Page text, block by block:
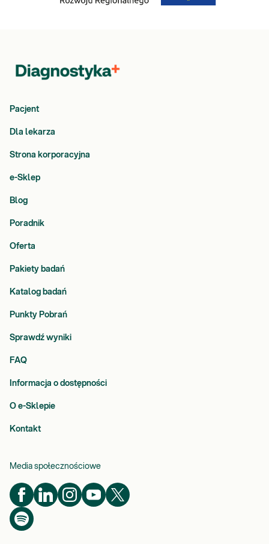
Pacjent
Dla lekarza
Strona korporacyjna
e-Sklep
Blog
Poradnik
Oferta
Pakiety badań
Katalog badań
Punkty Pobrań
Sprawdź wyniki
FAQ
Informacja o dostępności
O e-Sklepie
Kontakt
Media społecznościowe